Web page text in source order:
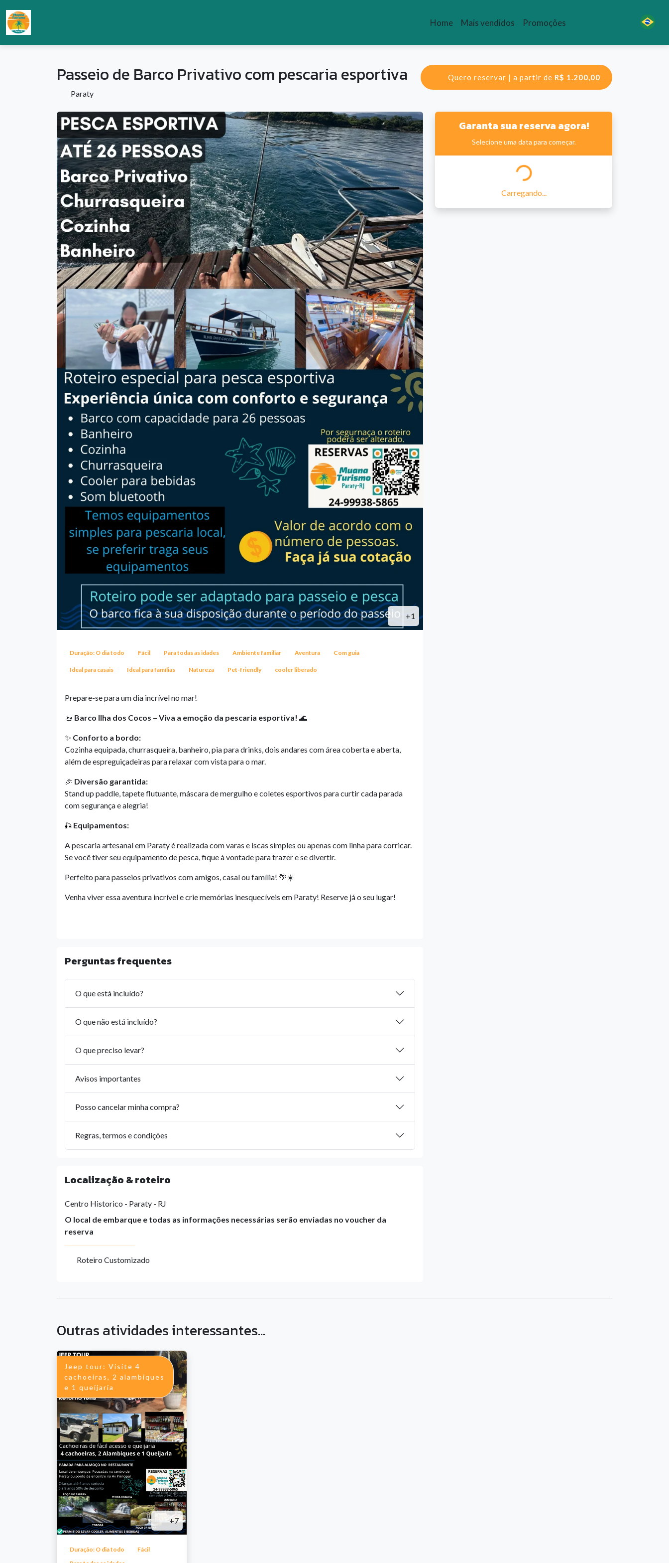
Home Mais vendidos Promoções
Quero reservar | a partir de R$ 1.200,00
Passeio de Barco Privativo com pescaria esportiva
Paraty
+1
Duração: O dia todo Fácil Para todas as idades Ambiente familiar Aventura Com guia
Ideal para casais Ideal para famílias Natureza Pet-friendly cooler liberado
Prepare-se para um dia incrível no mar!
🚤 Barco Ilha dos Cocos – Viva a emoção da pescaria esportiva! 🌊
✨ Conforto a bordo:
Cozinha equipada, churrasqueira, banheiro, pia para drinks, dois andares com área coberta e aberta,
além de espreguiçadeiras para relaxar com vista para o mar.
🎉 Diversão garantida:
Stand up paddle, tapete flutuante, máscara de mergulho e coletes esportivos para curtir cada parada
com segurança e alegria!
🎣 Equipamentos:
A pescaria artesanal em Paraty é realizada com varas e iscas simples ou apenas com linha para corricar.
Se você tiver seu equipamento de pesca, fique à vontade para trazer e se divertir.
Perfeito para passeios privativos com amigos, casal ou família! 🌴☀️
Venha viver essa aventura incrível e crie memórias inesquecíveis em Paraty! Reserve já o seu lugar!
Perguntas frequentes
O que está incluído?
O que não está incluído?
O que preciso levar?
Avisos importantes
Posso cancelar minha compra?
Regras, termos e condições
Localização & roteiro
Centro Historico - Paraty - RJ
O local de embarque e todas as informações necessárias serão enviadas no voucher da
reserva
Roteiro Customizado
Garanta sua reserva agora!
Selecione uma data para começar.
Carregando...
Outras atividades interessantes...
Jeep tour: Visite 4
cachoeiras, 2 alambiques
e 1 queijaria
+7
Duração: O dia todo
Fácil